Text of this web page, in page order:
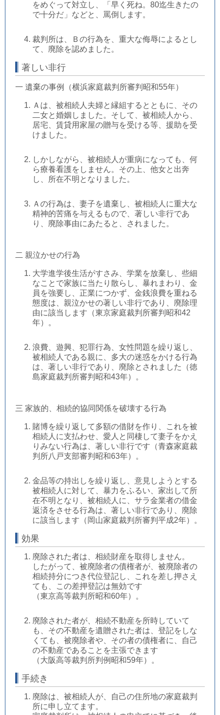
をめぐって対立し、「早く死ね。80迄生きたの
で十分だ」などと、罵倒します。
裁判所は、Ｂの行為を、重大な侮辱によるとし
て、廃除を認めました。
著しい非行
一 遺棄の事例（横浜家庭裁判所審判昭和55年）
Ａは、被相続人夫婦と縁組するとともに、その
二女と婚姻しました。そして、被相続人から、
居宅、賃貸用家屋の贈与を受ける等、援助を受
けました。
しかしながら、被相続人が重病になっても、何
ら療養看護をしません。その上、他女と出奔
し、所在不明となりました。
Ａの行為は、妻子を遺棄し、被相続人に重大な
精神的苦痛を与えるもので、著しい非行であ
り、廃除事由にあたると、されました。
二 親泣かせの行為
大学進学後生活がすさみ、学業を放棄し、些細
なことで家族に当たり散らし、暴れまわり、金
員を強要し、正業につかず、金銭浪費を重ねる
態度は、親泣かせの著しい非行であり、廃除理
由に該当します（東京家庭裁判所審判昭和42
年）。
浪費、遊興、犯罪行為、女性問題を繰り返し、
被相続人である親に、多大の迷惑をかける行為
は、著しい非行であり、廃除とされました（徳
島家庭裁判所審判昭和43年）。
三 家族的、相続的協同関係を破壊する行為
賭博を繰り返して多額の借財を作り、これを被
相続人に支払わせ、愛人と同棲して妻子をかえ
りみない行為は、著しい非行です（青森家庭裁
判所八戸支部審判昭和63年）。
金品等の持出しを繰り返し、意見しようとする
被相続人に対して、暴力をふるい、家出して所
在不明となり、被相続人に、サラ金業者の借金
返済をさせる行為は、著しい非行であり、廃除
に該当します（岡山家庭裁判所審判平成2年）。
効果
廃除された者は、相続財産を取得しません。
したがって、被廃除者の債権者が、被廃除者の
相続持分につき代位登記し、これを差し押さえ
ても、この差押登記は無効です
（東京高等裁判所昭和60年）。
廃除された者が、相続不動産を所時していて
も、その不動産を遺贈された者は、登記をしな
くても、被廃除者や、その者の債権者に、自己
の不動産であることを主張できます
（大阪高等裁判所判例昭和59年）。
手続き
廃除は、被相続人が、自己の住所地の家庭裁判
所に申し立てます。